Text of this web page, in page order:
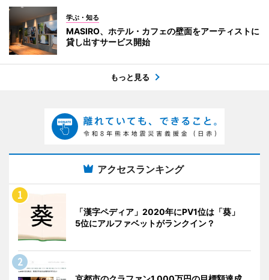
学ぶ・知る
MASIRO、ホテル・カフェの壁面をアーティストに
貸し出すサービス開始
もっと見る
アクセスランキング
「漢字ペディア」2020年にPV1位は「葵」
5位にアルファベットがランクイン？